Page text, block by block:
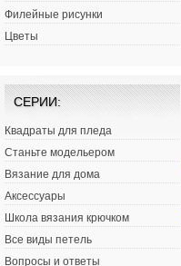
Филейные рисунки
Цветы
СЕРИИ:
Квадраты для пледа
Станьте модельером
Вязание для дома
Аксессуары
Школа вязания крючком
Все виды петель
Вопросы и ответы